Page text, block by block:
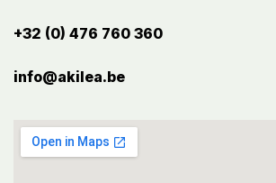
+32 (0) 476 760 360
info@akilea.be​